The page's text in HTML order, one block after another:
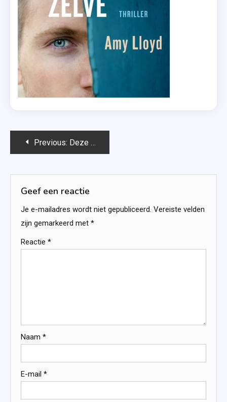
Bericht
Previous: Deze boeken verschijnen in oktober 2018
Geef een reactie
Je e-mailadres wordt niet gepubliceerd. Vereiste velden
zijn gemarkeerd met *
Reactie *
Naam *
E-mail *